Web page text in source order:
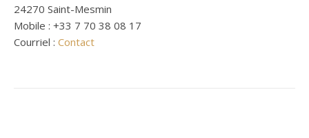
24270 Saint-Mesmin
Mobile : +33 7 70 38 08 17
Courriel : Contact